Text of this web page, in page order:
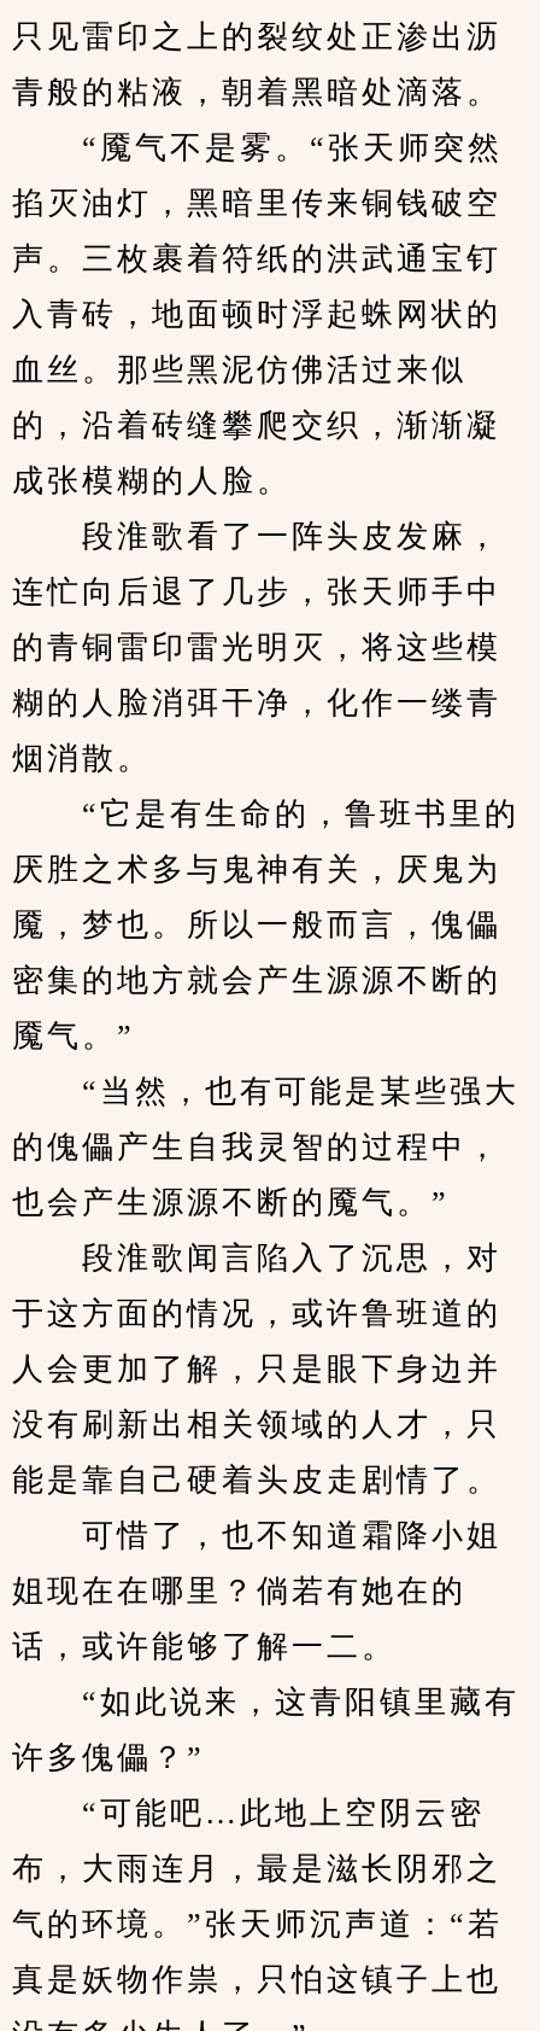
只见雷印之上的裂纹处正渗出沥
青般的粘液，朝着黑暗处滴落。
“魇气不是雾。“张天师突然
掐灭油灯，黑暗里传来铜钱破空
声。三枚裹着符纸的洪武通宝钉
入青砖，地面顿时浮起蛛网状的
血丝。那些黑泥仿佛活过来似
的，沿着砖缝攀爬交织，渐渐凝
成张模糊的人脸。
段淮歌看了一阵头皮发麻，
连忙向后退了几步，张天师手中
的青铜雷印雷光明灭，将这些模
糊的人脸消弭干净，化作一缕青
烟消散。
“它是有生命的，鲁班书里的
厌胜之术多与鬼神有关，厌鬼为
魇，梦也。所以一般而言，傀儡
密集的地方就会产生源源不断的
魇气。”
“当然，也有可能是某些强大
的傀儡产生自我灵智的过程中，
也会产生源源不断的魇气。”
段淮歌闻言陷入了沉思，对
于这方面的情况，或许鲁班道的
人会更加了解，只是眼下身边并
没有刷新出相关领域的人才，只
能是靠自己硬着头皮走剧情了。
可惜了，也不知道霜降小姐
姐现在在哪里？倘若有她在的
话，或许能够了解一二。
“如此说来，这青阳镇里藏有
许多傀儡？”
“可能吧…此地上空阴云密
布，大雨连月，最是滋长阴邪之
气的环境。”张天师沉声道：“若
真是妖物作祟，只怕这镇子上也